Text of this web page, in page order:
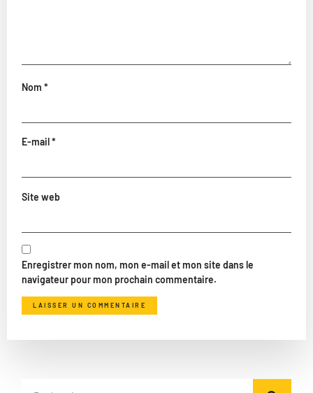
Nom *
E-mail*
Site web
Enregistrer mon nom, mon e-mail et mon site dans le
navigateur pour mon prochain commentaire.